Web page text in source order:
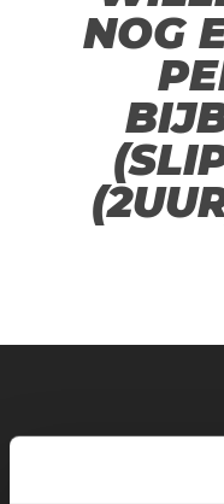
NOG
WIL JE DE